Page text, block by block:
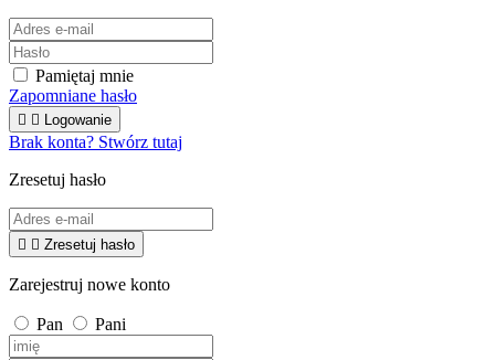
Pamiętaj mnie
Zapomniane hasło
  Logowanie
Brak konta? Stwórz tutaj
Zresetuj hasło
  Zresetuj hasło
Zarejestruj nowe konto
Pan Pani